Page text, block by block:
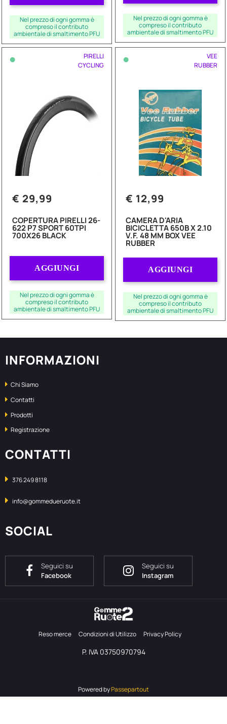
Nel prezzo di ogni gomma è
compreso il contributo
ambientale di smaltimento PFU
Nel prezzo di ogni gomma è
compreso il contributo
ambientale di smaltimento PFU
•
PIRELLI
CYCLING
€ 29,99
COPERTURA PIRELLI 26-
622 P7 SPORT 60TPI
700X26 BLACK
AGGIUNGI
Nel prezzo di ogni gomma è
compreso il contributo
ambientale di smaltimento PFU
•
VEE
RUBBER
€ 12,99
CAMERA D'ARIA
BICICLETTA 650B X 2.10
V.F. 48 MM BOX VEE
RUBBER
AGGIUNGI
Nel prezzo di ogni gomma è
compreso il contributo
ambientale di smaltimento PFU
INFORMAZIONI
Chi Siamo
Contatti
Prodotti
Registrazione
CONTATTI
376 249 8118
info@gommedueruote.it
SOCIAL
Seguici su
Facebook
Seguici su
Instagram
Reso merce Condizioni di Utilizzo Privacy Policy
P. IVA 03750970794
Powered byPassepartout